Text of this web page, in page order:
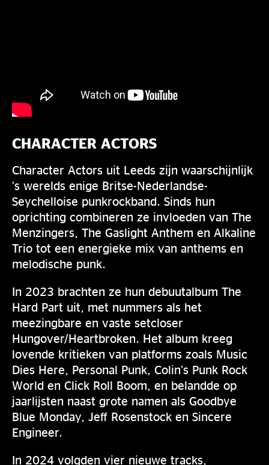
CHARACTER ACTORS
Character Actors uit Leeds zijn waarschijnlijk
’s werelds enige Britse-Nederlandse-
Seychelloise punkrockband. Sinds hun
oprichting combineren ze invloeden van The
Menzingers, The Gaslight Anthem en Alkaline
Trio tot een energieke mix van anthems en
melodische punk.
In 2023 brachten ze hun debuutalbum The
Hard Part uit, met nummers als het
meezingbare en vaste setcloser
Hungover/Heartbroken. Het album kreeg
lovende kritieken van platforms zoals Music
Dies Here, Personal Punk, Colin’s Punk Rock
World en Click Roll Boom, en belandde op
jaarlijsten naast grote namen als Goodbye
Blue Monday, Jeff Rosenstock en Sincere
Engineer.
In 2024 volgden vier nieuwe tracks,